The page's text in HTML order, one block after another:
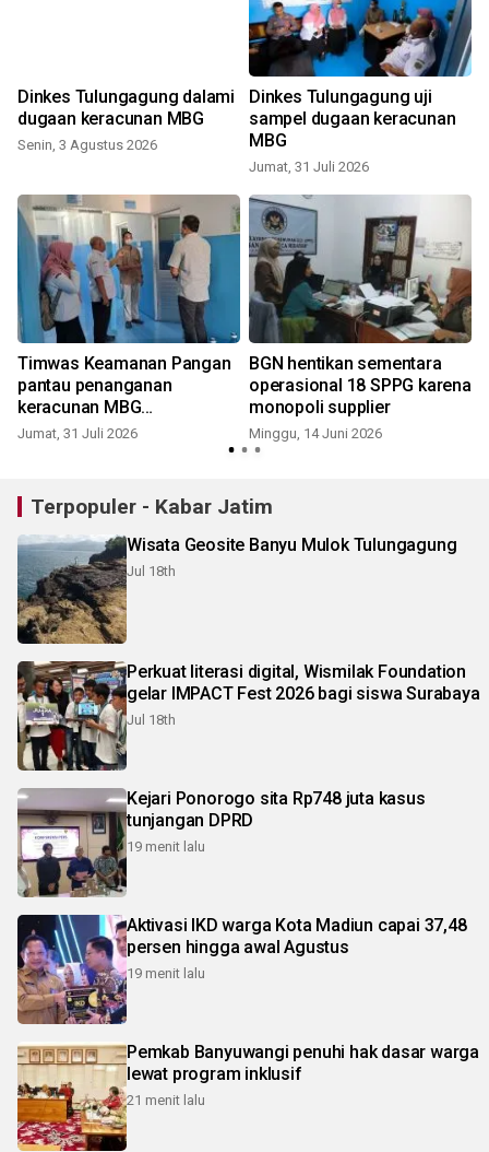
Dinkes Tulungagung dalami
dugaan keracunan MBG
Senin, 3 Agustus 2026
Dinkes Tulungagung uji
sampel dugaan keracunan
MBG
Jumat, 31 Juli 2026
Timwas Keamanan Pangan
pantau penanganan
keracunan MBG
Tulungagung
Jumat, 31 Juli 2026
BGN hentikan sementara
operasional 18 SPPG karena
monopoli supplier
Minggu, 14 Juni 2026
Terpopuler - Kabar Jatim
Wisata Geosite Banyu Mulok Tulungagung
Jul 18th
Perkuat literasi digital, Wismilak Foundation
gelar IMPACT Fest 2026 bagi siswa Surabaya
Jul 18th
Kejari Ponorogo sita Rp748 juta kasus
tunjangan DPRD
19 menit lalu
Aktivasi IKD warga Kota Madiun capai 37,48
persen hingga awal Agustus
19 menit lalu
Pemkab Banyuwangi penuhi hak dasar warga
lewat program inklusif
21 menit lalu